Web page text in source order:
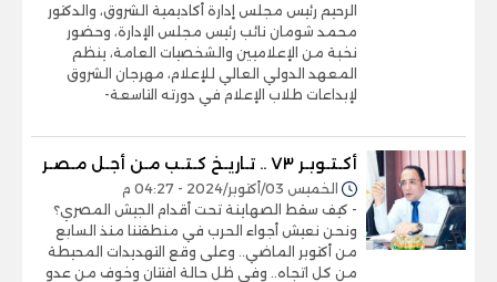
الرحيم رئيس مجلس إدارة أكاديمية الشروق، والدكتور
محمد شومان نائب رئيس مجلس الإدارة، وحضور
نخبة من الإعلاميين والشخصيات العامة، ينظم
المعهد الدولي العالي للإعلام، مهرجان الشروق
لإبداعات طلاب الإعلام في دورته التاسعة-
أكـتـوبـر ٧٣ .. تـاريـخ كـتـب مـن أجـل مـصـر
الخميس 03/أكتوبر/2024 - 04:27 م
- كيف سقط الصهاينة تحت أقدام الجيش المصري؟
ونحن نعيش أجواء الحرب في منطقتنا منذ السابع
من أكتوبر الماضي.. وعلى وقع التهديدات المحيطة
من كل اتجاه.. وفي ظل حالة افتتان وخوف من عدو